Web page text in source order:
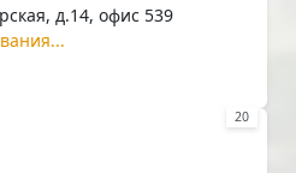
д.14, офис 539
20